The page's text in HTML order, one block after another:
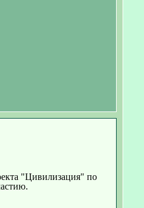
"Цивилизация" по